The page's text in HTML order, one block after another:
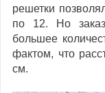
решетки
по 12. Но
большее
фактом, что
см.